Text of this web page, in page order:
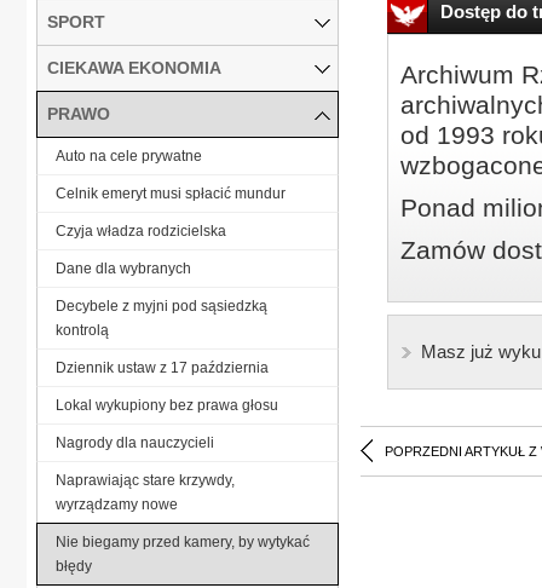
Dostęp do
Archiwum
od 1993
Ponad
Zamów
Masz już
POPRZEDNI ARTYKUŁ Z
SPORT
CIEKAWA EKONOMIA
PRAWO
Auto na cele prywatne
Celnik emeryt musi spłacić mundur
Czyja władza rodzicielska
Dane dla wybranych
Decybele z myjni pod sąsiedzką
kontrolą
Dziennik ustaw z 17 październia
Lokal wykupiony bez prawa głosu
Nagrody dla nauczycieli
Naprawiając stare krzywdy,
wyrządzamy nowe
Nie biegamy przed kamery, by wytykać
błędy